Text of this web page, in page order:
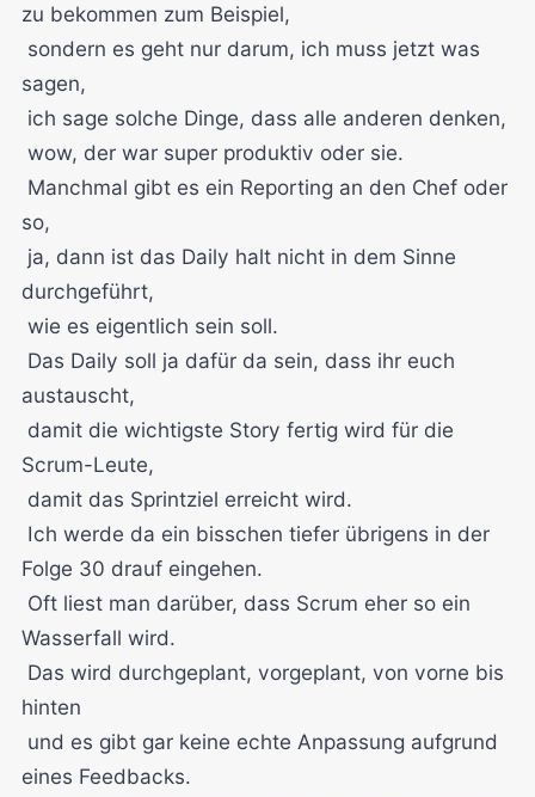
zu bekommen zum Beispiel,
sondern es geht nur darum, ich muss jetzt was
sagen,
ich sage solche Dinge, dass alle anderen denken,
wow, der war super produktiv oder sie.
Manchmal gibt es ein Reporting an den Chef oder
so,
ja, dann ist das Daily halt nicht in dem Sinne
durchgeführt,
wie es eigentlich sein soll.
Das Daily soll ja dafür da sein, dass ihr euch
austauscht,
damit die wichtigste Story fertig wird für die
Scrum-Leute,
damit das Sprintziel erreicht wird.
Ich werde da ein bisschen tiefer übrigens in der
Folge 30 drauf eingehen.
Oft liest man darüber, dass Scrum eher so ein
Wasserfall wird.
Das wird durchgeplant, vorgeplant, von vorne bis
hinten
und es gibt gar keine echte Anpassung aufgrund
eines Feedbacks.